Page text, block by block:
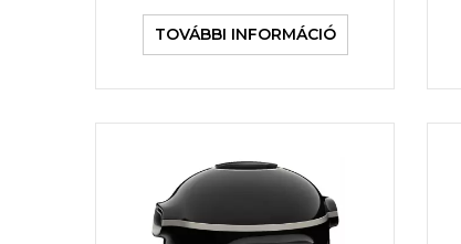
TOVÁBBI INFORMÁCIÓ